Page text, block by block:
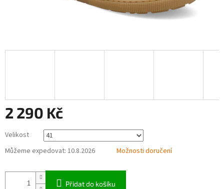
2 290 Kč
cena:
Velikost
Můžeme expedovat: 10.8.2026 Možnosti doručení
Přidat do košíku